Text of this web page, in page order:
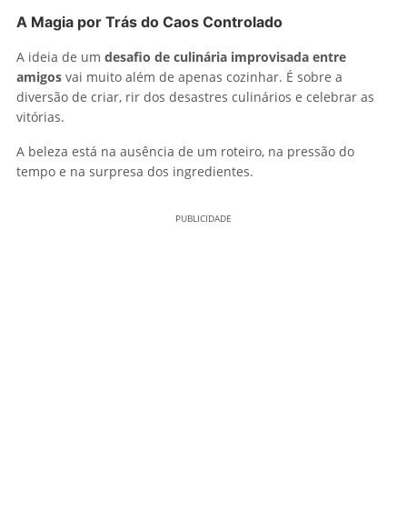
A Magia por Trás do Caos Controlado
A ideia de um desafio de culinária improvisada entre
amigos vai muito além de apenas cozinhar. É sobre a
diversão de criar, rir dos desastres culinários e celebrar as
vitórias.
A beleza está na ausência de um roteiro, na pressão do
tempo e na surpresa dos ingredientes.
PUBLICIDADE